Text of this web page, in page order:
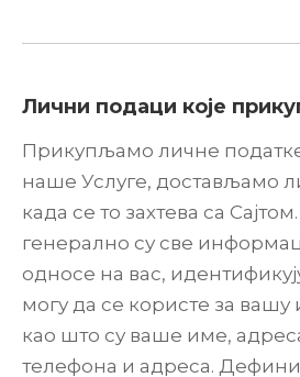
Лични подаци које
Прикупљамо личне
наше Услуге, достављамо
када се то захтева са
генерално су све
односе на вас,
могу да се користе за вашу
као што су ваше име,
телефона и адреса.